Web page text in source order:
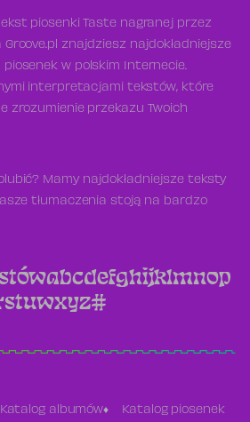
piosenki Taste nagranej przez
znajdziesz najdokładniejsze
w polskim Internecie.
interpretacjami tekstów, które
zrozumienie przekazu Twoich
Mamy najdokładniejsze teksty
tłumaczenia stoją na bardzo
abcdefghijklmnop
stuwxyz#
Katalog albumów Katalog piosenek